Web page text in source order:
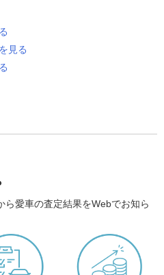
見る
ら愛車の査定結果をWebでお知ら